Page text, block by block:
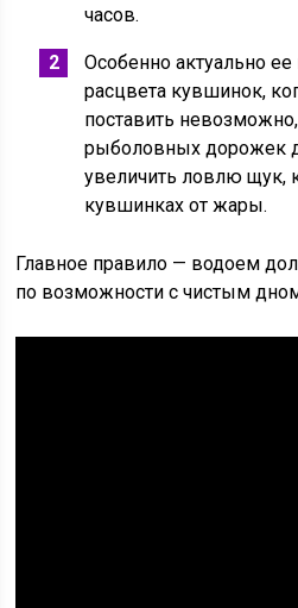
часов.
Особенно актуально
расцвета кувшинок,
поставить
рыболовных дорожек
увеличить ловлю щук,
кувшинках от жары.
Главное правило — водоем
по возможности с чистым